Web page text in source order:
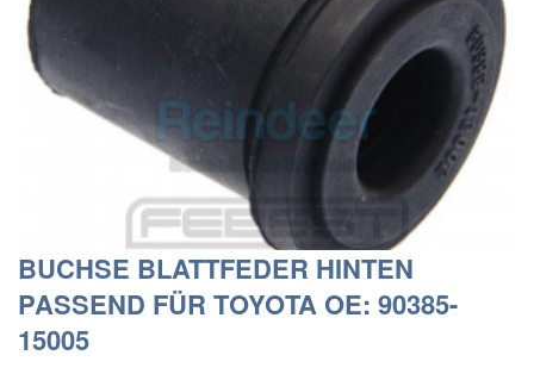
BUCHSE BLATTFEDER HINTEN
PASSEND FÜR TOYOTA OE: 90385-
15005